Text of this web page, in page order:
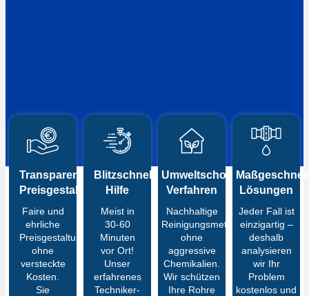
Transparente
Preisgestaltung
Faire und
ehrliche
Preisgestaltung
ohne
versteckte
Kosten.
Sie
Blitzschnelle
Hilfe
Meist in
30-60
Minuten
vor Ort!
Unser
erfahrenes
Techniker-
Umweltschonende
Verfahren
Nachhaltige
Reinigungsmethoden
ohne
aggressive
Chemikalien.
Wir schützen
Ihre Rohre
Lösungen
Jeder Fall ist
einzigartig –
deshalb
analysieren
wir Ihr
Problem
kostenlos und